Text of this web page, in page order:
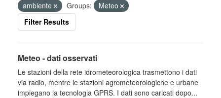
ambiente
Groups:
Meteo
Filter Results
Meteo - dati osservati
Le stazioni della rete idrometeorologica trasmettono i dati
via radio, mentre le stazioni agrometeorologiche e urbane
impiegano la tecnologia GPRS. I dati sono caricati dopo...